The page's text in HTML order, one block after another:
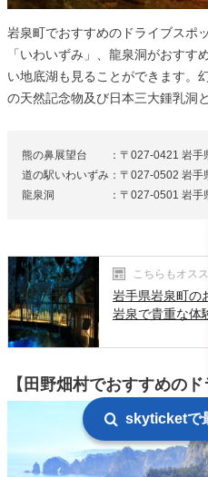
岩泉町でおすすめのドライブスポ
「いわいずみ」、龍泉洞がおすす
い地底湖も見ることができます。
の天然記念物及び日本三大鍾乳洞
熊の鼻展望台 ：〒027-0421 岩手
道の駅いわいずみ：〒027-0502 岩
龍泉洞 ：〒027-0501 岩手県下
こちらもオス
岩手県岩泉町の
岩泉で貴重な体
【田野畑村でおすすめの
skyticketで